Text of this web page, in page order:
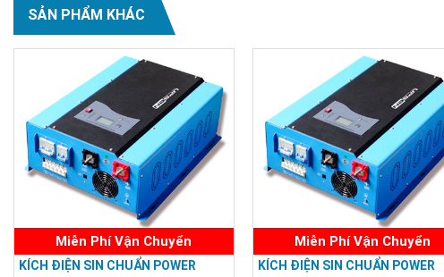
SẢN PHẨM KHÁC
Miễn Phí Vận Chuyển
KÍCH ĐIỆN SIN CHUẨN POWER
Miễn Phí Vận Chuyển
KÍCH ĐIỆN SIN CHUẨN POWER